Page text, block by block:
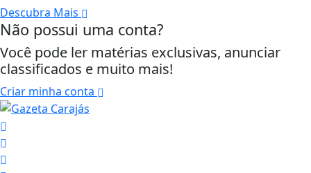
Descubra Mais
Não possui uma conta?
Você pode ler matérias exclusivas, anunciar
classificados e muito mais!
Criar minha conta